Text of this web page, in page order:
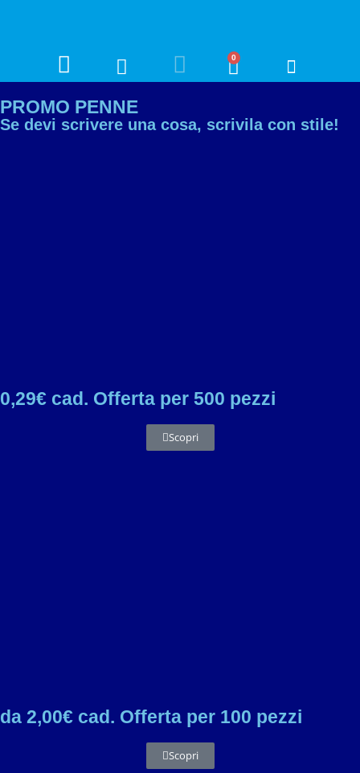
0
PROMO PENNE
Se devi scrivere una cosa, scrivila con stile!
0,29€ cad. Offerta per 500 pezzi
Scopri
da 2,00€ cad. Offerta per 100 pezzi
Scopri